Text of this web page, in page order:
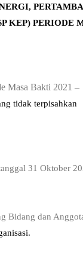
KEP) PERIODE
Masa Bakti 2021 –
tidak terpisahkan
31 Oktober
Bidang dan